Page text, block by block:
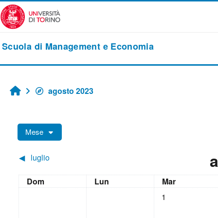
Vai al contenuto principale
Scuola di Management e Economia
Homeagosto 2023
Mese
◀︎ luglio
Domenica
Dom Lunedi
Lun Martedì
Mar
Nessun evento,
1